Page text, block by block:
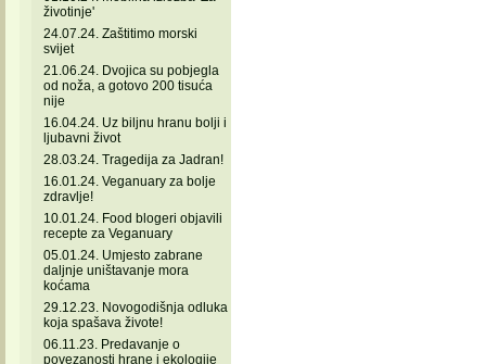
životinje'
24.07.24. Zaštitimo morski
svijet
21.06.24. Dvojica su pobjegla
od noža, a gotovo 200 tisuća
nije
16.04.24. Uz biljnu hranu bolji i
ljubavni život
28.03.24. Tragedija za Jadran!
16.01.24. Veganuary za bolje
zdravlje!
10.01.24. Food blogeri objavili
recepte za Veganuary
05.01.24. Umjesto zabrane
daljnje uništavanje mora
koćama
29.12.23. Novogodišnja odluka
koja spašava živote!
06.11.23. Predavanje o
povezanosti hrane i ekologije